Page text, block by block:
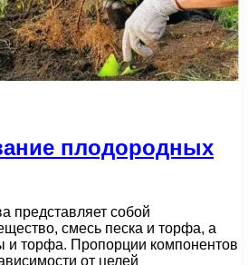
плодородных
представляет собой
смесь песка и торфа, а
и торфа. Пропорции компонентов
от целей